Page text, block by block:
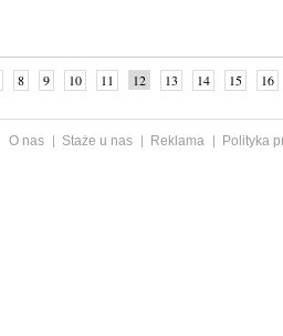
8 9 10 11 12 13 14 15 16
O nas Staże u nas Reklama
Polityka